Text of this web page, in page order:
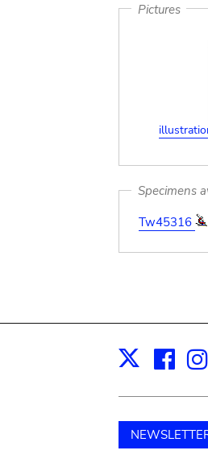
Pictures
Specimens
Tw45316
X